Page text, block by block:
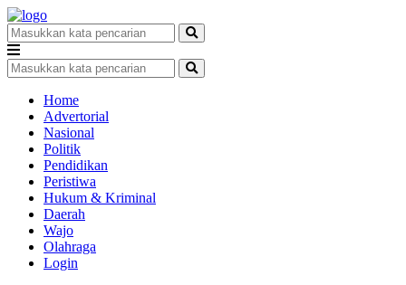
Home
Advertorial
Nasional
Politik
Pendidikan
Peristiwa
Hukum & Kriminal
Daerah
Wajo
Olahraga
Login